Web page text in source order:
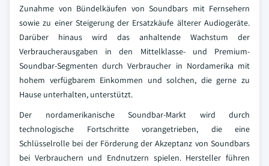
Zunahme von Bündelkäufen von Soundbars mit Fernsehern
sowie zu einer Steigerung der Ersatzkäufe älterer Audiogeräte.
Darüber hinaus wird das anhaltende Wachstum der
Verbraucherausgaben in den Mittelklasse- und Premium-
Soundbar-Segmenten durch Verbraucher in Nordamerika mit
hohem verfügbarem Einkommen und solchen, die gerne zu
Hause unterhalten, unterstützt.
Der nordamerikanische Soundbar-Markt wird durch
technologische Fortschritte vorangetrieben, die eine
Schlüsselrolle bei der Förderung der Akzeptanz von Soundbars
bei Verbrauchern und Endnutzern spielen. Hersteller führen